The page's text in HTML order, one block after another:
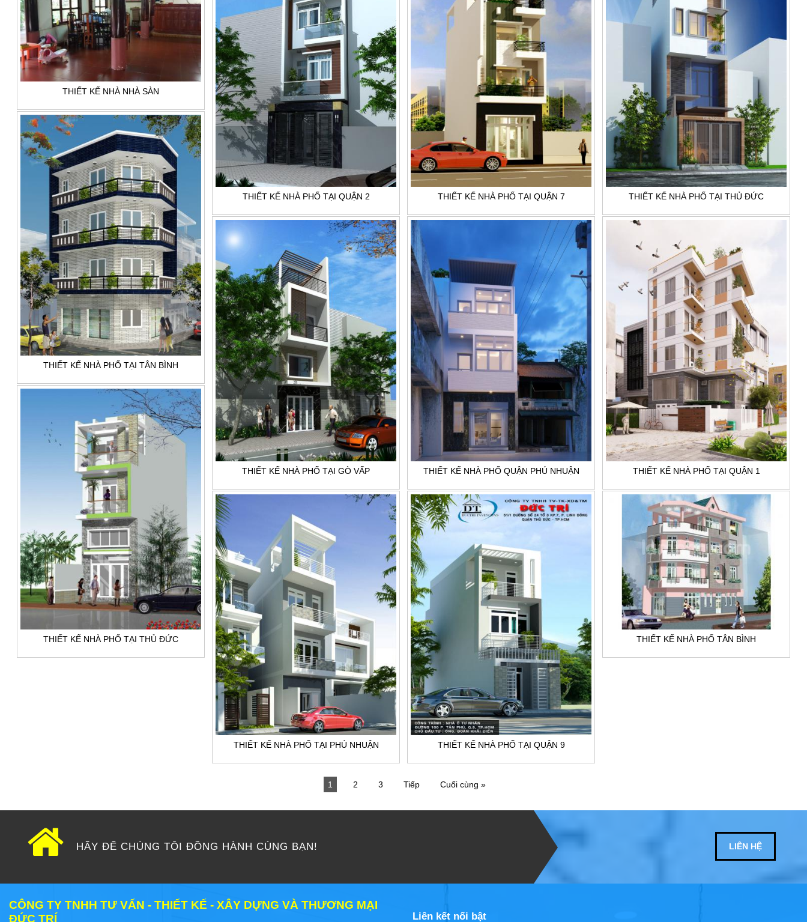
THIẾT KẾ NHÀ NHÀ SÀN
THIẾT KẾ NHÀ PHỐ TẠI TÂN BÌNH
THIẾT KẾ NHÀ PHỐ TẠI THỦ ĐỨC
THIẾT KẾ NHÀ PHỐ TẠI QUẬN 2
THIẾT KẾ NHÀ PHỐ TẠI GÒ VẤP
THIẾT KẾ NHÀ PHỐ TẠI PHÚ NHUẬN
THIẾT KẾ NHÀ PHỐ TẠI QUẬN 7
THIẾT KẾ NHÀ PHỐ QUẬN PHÚ NHUẬN
THIẾT KẾ NHÀ PHỐ TẠI QUẬN 9
THIẾT KẾ NHÀ PHỐ TẠI THỦ ĐỨC
THIẾT KẾ NHÀ PHỐ TẠI QUẬN 1
THIẾT KẾ NHÀ PHỐ TÂN BÌNH
1 2 3 Tiếp Cuối cùng »
HÃY ĐỂ CHÚNG TÔI ĐỒNG HÀNH CÙNG BẠN! LIÊN HỆ
CÔNG TY TNHH TƯ VẤN - THIẾT KẾ - XÂY DỰNG VÀ THƯƠNG MẠI
ĐỨC TRÍ
Liên kết nối bật